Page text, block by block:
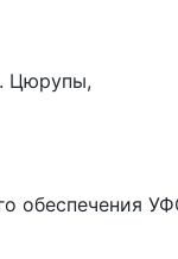
Цюрупы,
обеспечения